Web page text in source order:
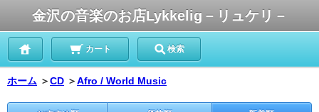
金沢の音楽のお店Lykkelig－リュケリ－
カート 検索
ホーム ＞CD ＞Afro / World Music